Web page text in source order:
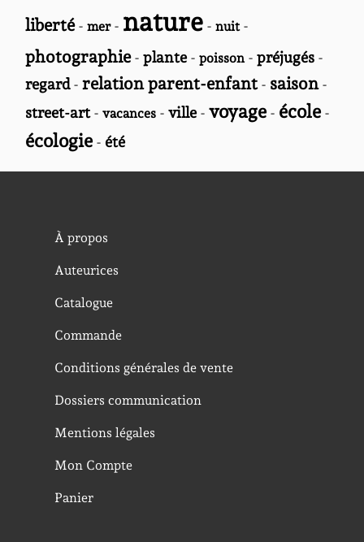
liberté- mer- nature - nuit-
photographie- plante- poisson- préjugés -
regard- relation parent-enfant- saison-
street-art- vacances - ville- voyage - école -
écologie - été
À propos
Auteurices
Catalogue
Commande
Conditions générales de vente
Dossiers communication
Mentions légales
Mon Compte
Panier